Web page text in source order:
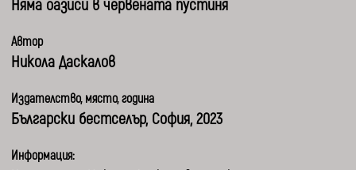
Няма оазиси в червената пустиня
Автор
Никола Даскалов
Издателство, място, година
Български бестселър, София, 2023
Информация: